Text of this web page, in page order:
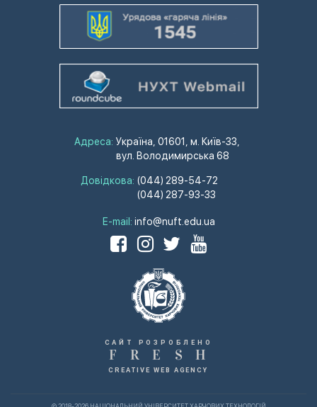
Адреса: Україна, 01601, м. Київ-33,
вул. Володимирська 68
Довідкова: (044) 289-54-72
(044) 287-93-33
E-mail: info@nuft.edu.ua
САЙТ РОЗРОБЛЕНО
F R E S H
CREATIVE WEB AGENCY